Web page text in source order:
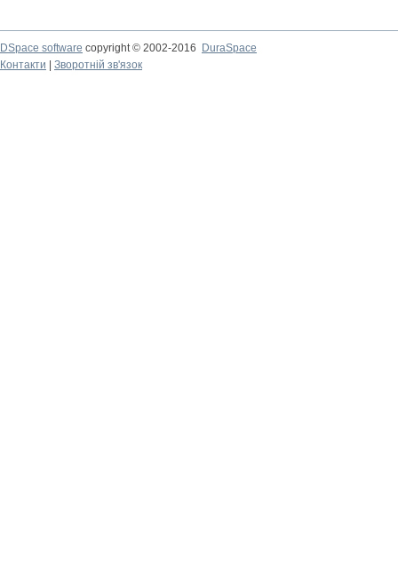
DSpace software copyright © 2002-2016
DuraSpace
Контакти
Зворотній зв'язок